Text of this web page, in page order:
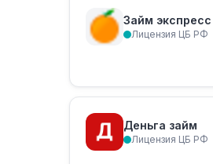
Займ экспресс
Лицензия ЦБ РФ
Деньга займ
Лицензия ЦБ РФ